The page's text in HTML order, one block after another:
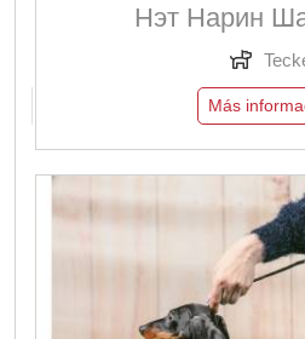
Нэт Нарин
Más